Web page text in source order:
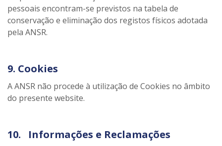
pessoais encontram-se previstos na tabela de
conservação e eliminação dos registos físicos adotada
pela ANSR.
9. Cookies
A ANSR não procede à utilização de Cookies no âmbito
do presente website.
10. Informações e Reclamações